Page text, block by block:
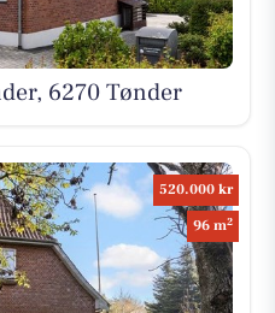
6270 Tønder
520.000 kr
96 m2